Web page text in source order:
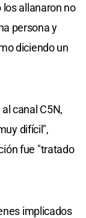
los allanaron no
persona y
diciendo un
canal C5N,
difícil",
fue "tratado
implicados